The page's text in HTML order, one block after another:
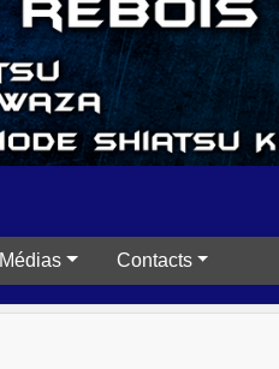
Médias Contacts